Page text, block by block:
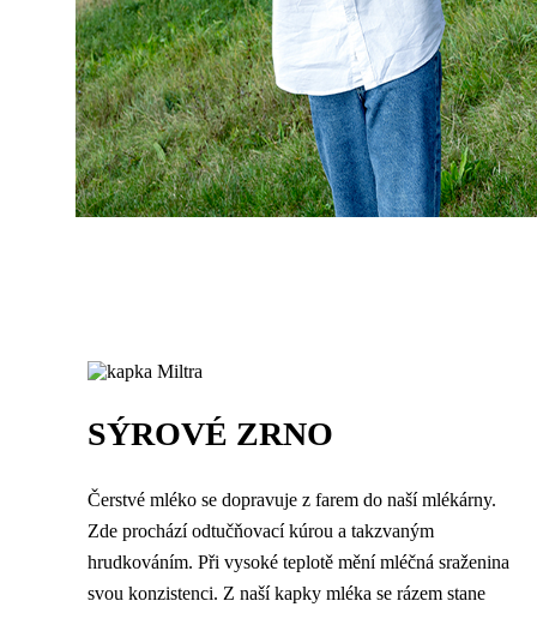
SÝROVÉ ZRNO
Čerstvé mléko se dopravuje z farem do naší mlékárny.
Zde prochází odtučňovací kúrou a takzvaným
hrudkováním. Při vysoké teplotě mění mléčná sraženina
svou konzistenci. Z naší kapky mléka se rázem stane